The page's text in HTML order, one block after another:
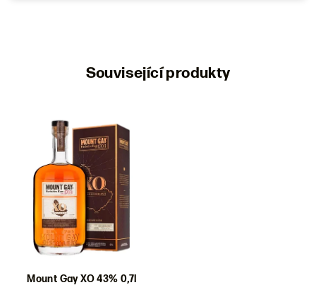
Související produkty
Mount Gay XO 43% 0,7l